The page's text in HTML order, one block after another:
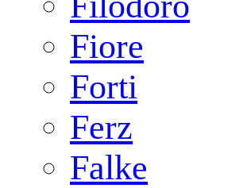
Fiore
Forti
Ferz
Falke